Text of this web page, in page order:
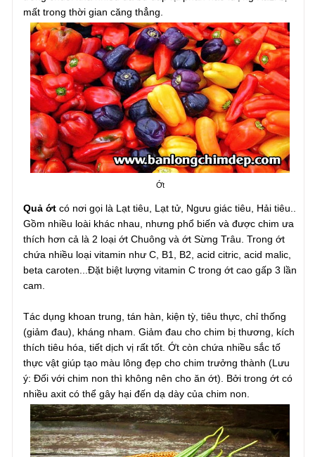
mất trong thời gian căng thẳng.
Ớt
Quả ớt có nơi gọi là Lạt tiêu, Lạt tử, Ngưu giác tiêu, Hải tiêu..
Gồm nhiều loài khác nhau, nhưng phổ biến và được chim ưa
thích hơn cả là 2 loại ớt Chuông và ớt Sừng Trâu. Trong ớt
chứa nhiều loại vitamin như C, B1, B2, acid citric, acid malic,
beta caroten...Đặt biệt lượng vitamin C trong ớt cao gấp 3 lần
cam.
Tác dụng khoan trung, tán hàn, kiện tỳ, tiêu thực, chỉ thống
(giảm đau), kháng nham. Giảm đau cho chim bị thương, kích
thích tiêu hóa, tiết dịch vị rất tốt. Ớt còn chứa nhiều sắc tố
thực vật giúp tạo màu lông đẹp cho chim trưởng thành (Lưu
ý: Đối với chim non thì không nên cho ăn ớt). Bởi trong ớt có
nhiều axit có thể gây hại đến dạ dày của chim non.